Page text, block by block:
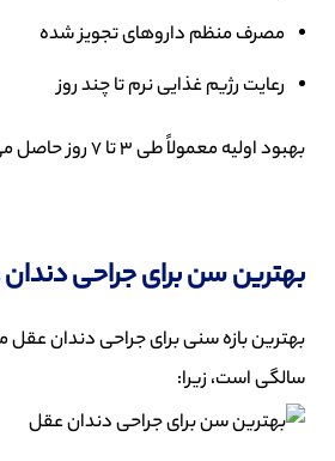
مصرف منظم داروهای تجویز شده
رعایت رژیم غذایی نرم تا چند روز
بهبود اولیه معمولاً طی 3 تا 7 روز حاصل می‌شود.
بهترین سن برای جراحی
سالگی است، زیرا: